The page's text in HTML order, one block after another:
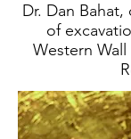
Dr. Dan
of
Western